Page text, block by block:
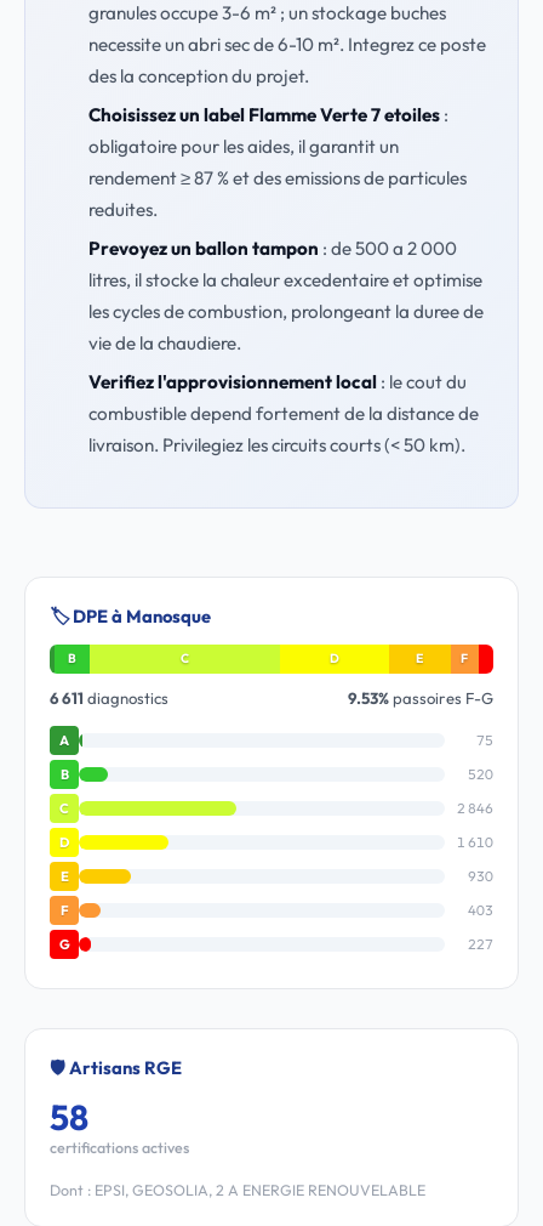
granules occupe 3-6 m² ; un stockage buches
necessite un abri sec de 6-10 m². Integrez ce poste
des la conception du projet.
Choisissez un label Flamme Verte 7 etoiles:
obligatoire pour les aides, il garantit un
rendement ≥ 87 % et des emissions de particules
reduites.
Prevoyez un ballon tampon : de 500 a 2 000
litres, il stocke la chaleur excedentaire et optimise
les cycles de combustion, prolongeant la duree de
vie de la chaudiere.
Verifiez l'approvisionnement local: le cout du
combustible depend fortement de la distance de
livraison. Privilegiez les circuits courts (< 50 km).
🏷️ DPE à Manosque
B C D E F
6 611 diagnostics 9.53%passoires F-G
A 75
B 520
C 2 846
D 1 610
E 930
F 403
G 227
🛡️ Artisans RGE
58
certifications actives
Dont : EPSI, GEOSOLIA, 2 A ENERGIE RENOUVELABLE